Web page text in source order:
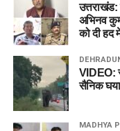
उत्तराखंड:
अभिनव
को दी हद
VIDEO:
सैनिक
MADHYA